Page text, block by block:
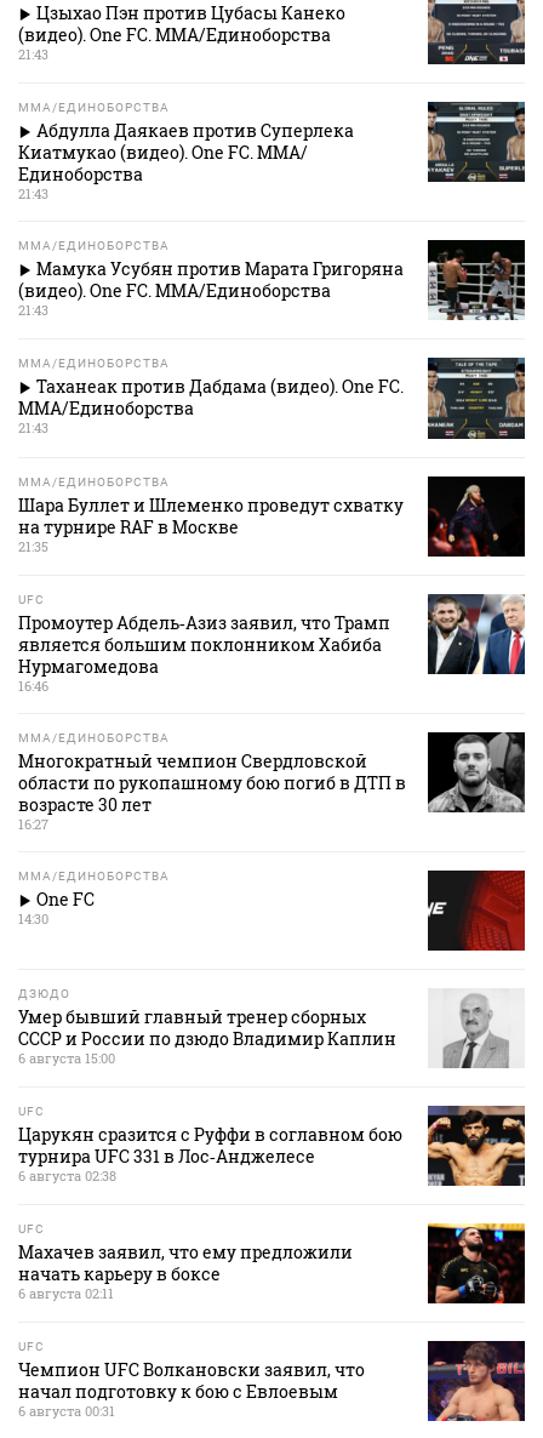
Цзыхао Пэн против Цубасы Канеко
(видео). One FC. MMA/Единоборства
21:43
MMA/ЕДИНОБОРСТВА
Абдулла Даякаев против Суперлека
Киатмукао (видео). One FC. MMA/
Единоборства
21:43
MMA/ЕДИНОБОРСТВА
Мамука Усубян против Марата Григоряна
(видео). One FC. MMA/Единоборства
21:43
MMA/ЕДИНОБОРСТВА
Таханеак против Дабдама (видео). One FC.
MMA/Единоборства
21:43
MMA/ЕДИНОБОРСТВА
Шара Буллет и Шлеменко проведут схватку
на турнире RAF в Москве
21:35
UFC
Промоутер Абдель‑Азиз заявил, что Трамп
является большим поклонником Хабиба
Нурмагомедова
16:46
MMA/ЕДИНОБОРСТВА
Многократный чемпион Свердловской
области по рукопашному бою погиб в ДТП в
возрасте 30 лет
16:27
MMA/ЕДИНОБОРСТВА
One FC
14:30
ДЗЮДО
Умер бывший главный тренер сборных
СССР и России по дзюдо Владимир Каплин
6 августа 15:00
UFC
Царукян сразится с Руффи в соглавном бою
турнира UFC 331 в Лос‑Анджелесе
6 августа 02:38
UFC
Махачев заявил, что ему предложили
начать карьеру в боксе
6 августа 02:11
UFC
Чемпион UFC Волкановски заявил, что
начал подготовку к бою с Евлоевым
6 августа 00:31